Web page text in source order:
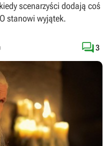
scenarzyści dodają coś
stanowi wyjątek.
3